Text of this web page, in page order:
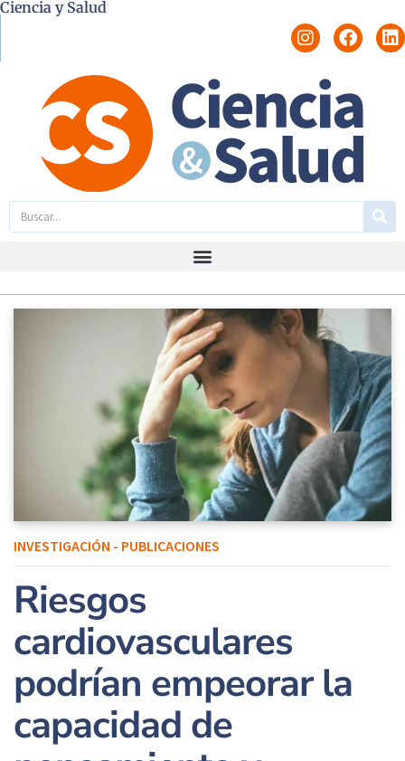
Ciencia y Salud
INVESTIGACIÓN - PUBLICACIONES
Riesgos
cardiovasculares
podrían empeorar la
capacidad de